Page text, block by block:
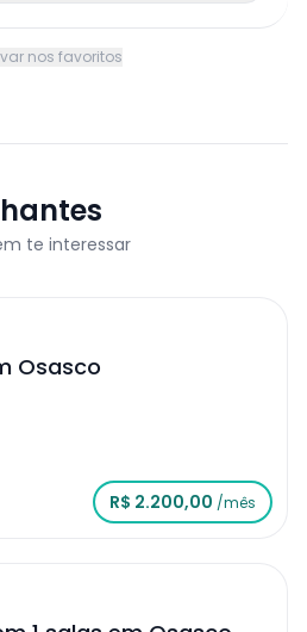
nos favoritos
te interessar
Osasco
R$ 2.200,00 /mês